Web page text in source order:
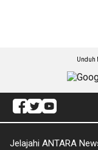
Unduh
Jelajahi ANTARA